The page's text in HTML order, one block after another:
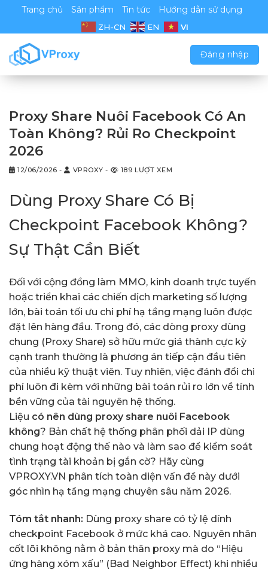
Chuyển
nội
dung
Trang chủ Sản phẩm Tin tức Hướng dẫn sử dụng
ZH-CN EN VI
Đăng nhập
Proxy Share Nuôi Facebook Có An
Toàn Không? Rủi Ro Checkpoint
2026
12/06/2026 - VPROXY - 189 LƯỢT XEM
Dùng Proxy Share Có Bị
Checkpoint Facebook Không?
Sự Thật Cần Biết
Đối với cộng đồng làm MMO, kinh doanh trực tuyến
hoặc triển khai các chiến dịch marketing số lượng
lớn, bài toán tối ưu chi phí hạ tầng mạng luôn được
đặt lên hàng đầu. Trong đó, các dòng proxy dùng
chung (Proxy Share) sở hữu mức giá thành cực kỳ
cạnh tranh thường là phương án tiếp cận đầu tiên
của nhiều kỹ thuật viên. Tuy nhiên, việc đánh đổi chi
phí luôn đi kèm với những bài toán rủi ro lớn về tính
bền vững của tài nguyên hệ thống.
Liệu có nên dùng proxy share nuôi Facebook
không? Bản chất hệ thống phân phối dải IP dùng
chung hoạt động thế nào và làm sao để kiểm soát
tình trạng tài khoản bị gắn cờ? Hãy cùng
VPROXY.VN phân tích toàn diện vấn đề này dưới
góc nhìn hạ tầng mạng chuyên sâu năm 2026.
Tóm tắt nhanh: Dùng proxy share có tỷ lệ dính
checkpoint Facebook ở mức khá cao. Nguyên nhân
cốt lõi không nằm ở bản thân proxy mà do “Hiệu
ứng hàng xóm xấu” (Bad Neighbor Effect) khi nhiều